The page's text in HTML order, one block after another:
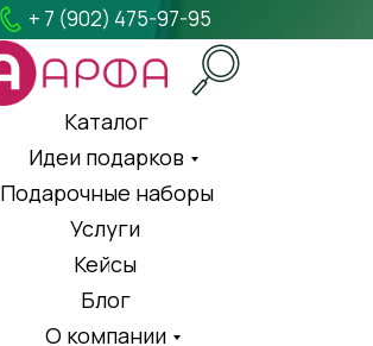
Каталог
Идеи подарков
Подарочные наборы
Кейсы
Блог
Услуги
О компании
+ 7 (902) 475-97-95